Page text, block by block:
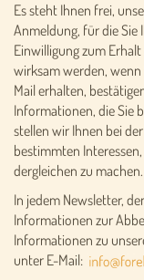
Es steht Ihnen frei,
Anmeldung, für die Sie
Einwilligung zum
wirksam werden, wenn
Mail erhalten,
Informationen, die Sie
stellen wir Ihnen bei
bestimmten
dergleichen zu machen.
In jedem Newsletter,
Informationen zur
Informationen zu
unter E-Mail: